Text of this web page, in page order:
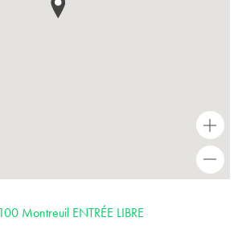
+
Montreuil ENTRÉE LIBRE